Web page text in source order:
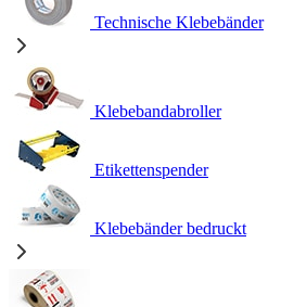
Technische Klebebänder
Klebebandabroller
Etikettenspender
Klebebänder bedruckt